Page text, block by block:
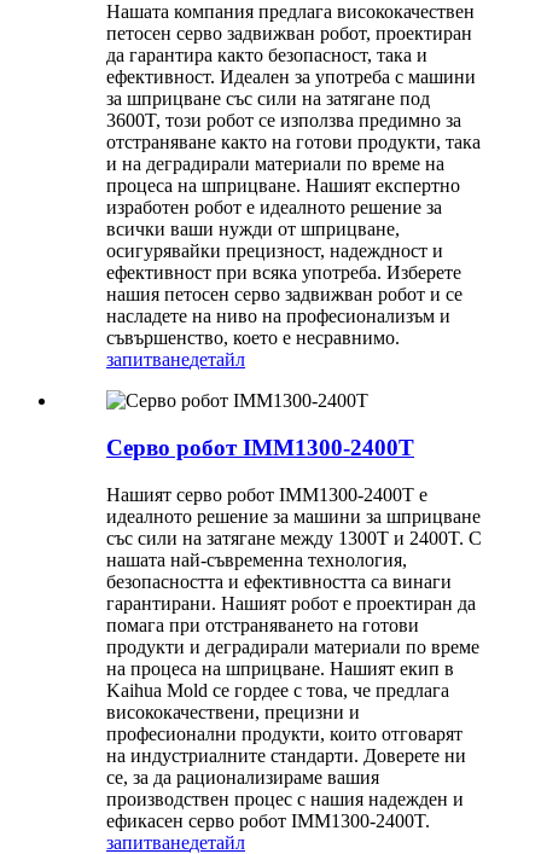
Нашата компания предлага висококачествен
петосен серво задвижван робот, проектиран
да гарантира както безопасност, така и
ефективност. Идеален за употреба с машини
за шприцване със сили на затягане под
3600T, този робот се използва предимно за
отстраняване както на готови продукти, така
и на деградирали материали по време на
процеса на шприцване. Нашият експертно
изработен робот е идеалното решение за
всички ваши нужди от шприцване,
осигурявайки прецизност, надеждност и
ефективност при всяка употреба. Изберете
нашия петосен серво задвижван робот и се
насладете на ниво на професионализъм и
съвършенство, което е несравнимо.
запитванедетайл
Серво робот IMM1300-2400T
Нашият серво робот IMM1300-2400T е
идеалното решение за машини за шприцване
със сили на затягане между 1300T и 2400T. С
нашата най-съвременна технология,
безопасността и ефективността са винаги
гарантирани. Нашият робот е проектиран да
помага при отстраняването на готови
продукти и деградирали материали по време
на процеса на шприцване. Нашият екип в
Kaihua Mold се гордее с това, че предлага
висококачествени, прецизни и
професионални продукти, които отговарят
на индустриалните стандарти. Доверете ни
се, за да рационализираме вашия
производствен процес с нашия надежден и
ефикасен серво робот IMM1300-2400T.
запитванедетайл